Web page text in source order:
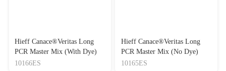
Hieff Canace®Veritas Long
PCR Master Mix (With Dye)
10166ES
Hieff Canace®Veritas Long
PCR Master Mix (No Dye)
10165ES